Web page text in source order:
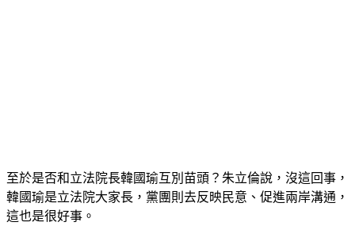
至於是否和立法院長韓國瑜互別苗頭？朱立倫說，沒這回事，
韓國瑜是立法院大家長，黨團則去反映民意、促進兩岸溝通，
這也是很好事。